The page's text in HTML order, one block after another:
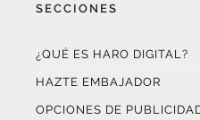
SECCIONES
¿QUÉ ES HARO DIGITAL?
HAZTE EMBAJADOR
OPCIONES DE